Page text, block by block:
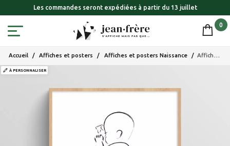
Les commandes seront expédiées à partir du 13 juillet
0
Accueil Affiches et posters Affiches et posters Naissance Affiche naissance bébé personnalisée dessin au pinceau
À PERSONNALISER